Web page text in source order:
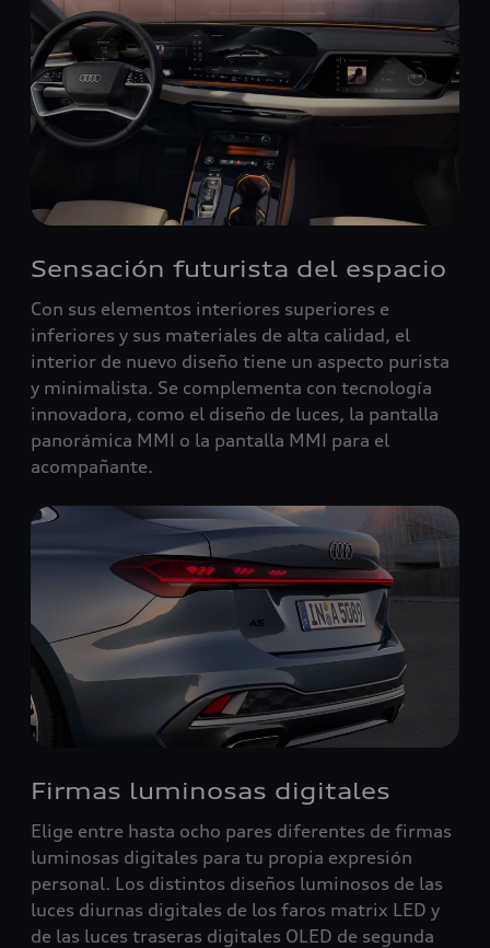
Sensación futurista del espacio
Con sus elementos interiores superiores e
inferiores y sus materiales de alta calidad, el
interior de nuevo diseño tiene un aspecto purista
y minimalista. Se complementa con tecnología
innovadora, como el diseño de luces, la pantalla
panorámica MMI o la pantalla MMI para el
acompañante.
Firmas luminosas digitales
Elige entre hasta ocho pares diferentes de firmas
luminosas digitales para tu propia expresión
personal. Los distintos diseños luminosos de las
luces diurnas digitales de los faros matrix LED y
de las luces traseras digitales OLED de segunda